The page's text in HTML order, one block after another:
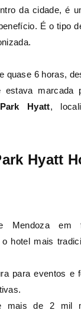
da cidade, é
É o tipo
quase 6 horas,
estava marcada
Hyatt,
Hyatt
Mendoza em
hotel mais
para eventos e
mais de 2 mil